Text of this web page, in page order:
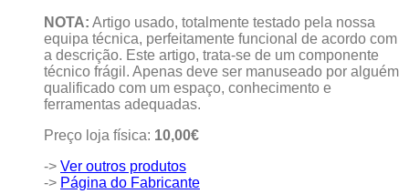
NOTA: Artigo usado, totalmente testado pela nossa
equipa técnica, perfeitamente funcional de acordo com
a descrição. Este artigo, trata-se de um componente
técnico frágil. Apenas deve ser manuseado por alguém
qualificado com um espaço, conhecimento e
ferramentas adequadas.
Preço loja física: 10,00€
-> Ver outros produtos
-> Página do Fabricante